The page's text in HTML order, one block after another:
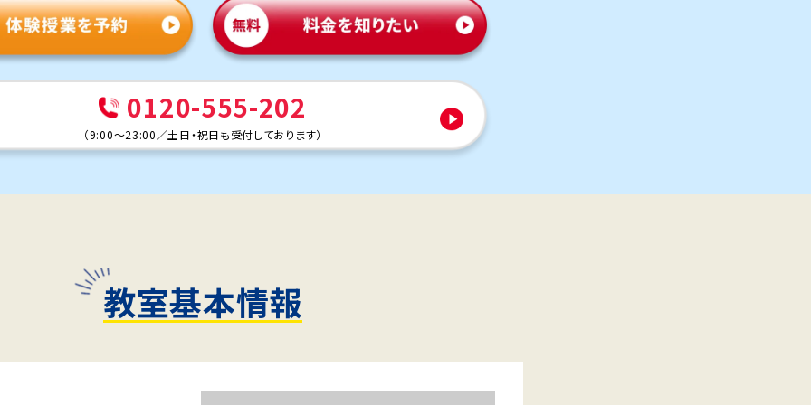
0120-555-202
（9:00～23:00 ／土日・祝日も受付しております）
教室基本情報